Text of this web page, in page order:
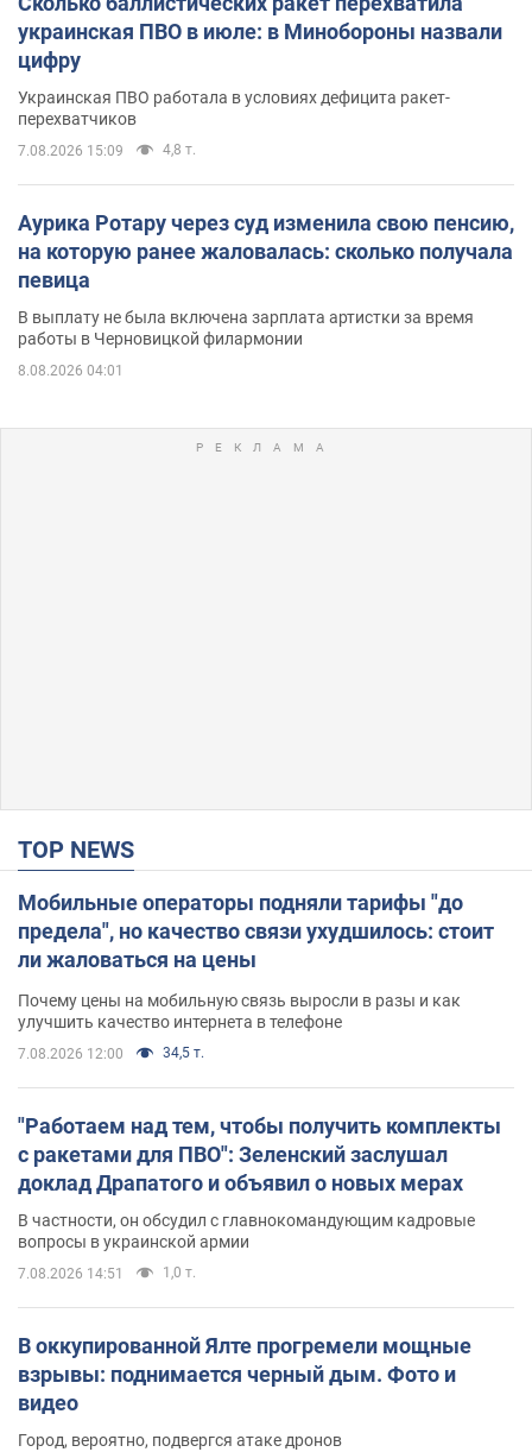
украинская ПВО в июле: в Минобороны назвали
цифру
Украинская ПВО работала в условиях дефицита ракет-
перехватчиков
7.08.2026 15:09 4,8 т.
Аурика Ротару через суд изменила свою пенсию,
на которую ранее жаловалась: сколько получала
певица
В выплату не была включена зарплата артистки за время
работы в Черновицкой филармонии
8.08.2026 04:01
TOP NEWS
Мобильные операторы подняли тарифы "до
предела", но качество связи ухудшилось: стоит
ли жаловаться на цены
Почему цены на мобильную связь выросли в разы и как
улучшить качество интернета в телефоне
7.08.2026 12:00 34,5 т.
"Работаем над тем, чтобы получить комплекты
с ракетами для ПВО": Зеленский заслушал
доклад Драпатого и объявил о новых мерах
В частности, он обсудил с главнокомандующим кадровые
вопросы в украинской армии
7.08.2026 14:51 1,0 т.
В оккупированной Ялте прогремели мощные
взрывы: поднимается черный дым. Фото и
видео
Город, вероятно, подвергся атаке дронов